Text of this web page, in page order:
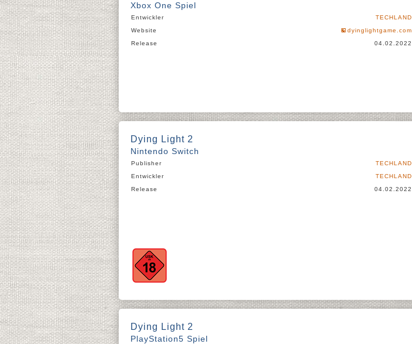
Xbox One Spiel
Entwickler
TECHLAND
Website
dyinglightgame.com
Release
04.02.2022
Dying Light 2
Nintendo Switch
Publisher
TECHLAND
Entwickler
TECHLAND
Release
04.02.2022
Dying Light 2
PlayStation5 Spiel